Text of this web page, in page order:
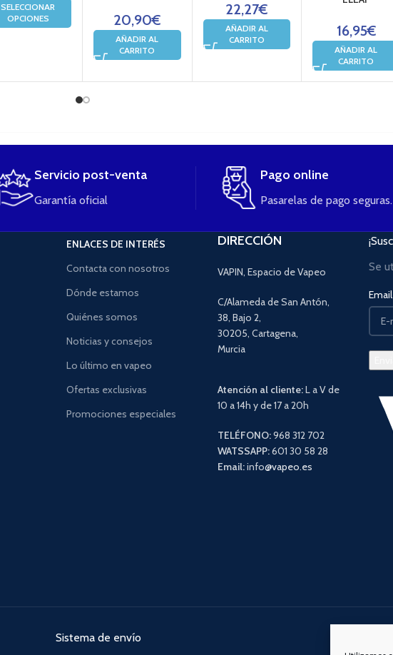
SELECCIONAR
OPCIONES
20,90€
AÑADIR AL
CARRITO
22,27€
AÑADIR AL
CARRITO
16,95€
AÑADIR AL
CARRITO
Servicio post-venta
Garantía oficial
Pago online
Pasarelas de pago seguras.
ENLACES DE INTERÉS
Contacta con nosotros
Dónde estamos
Quiénes somos
Noticias y consejos
Lo último en vapeo
Ofertas exclusivas
Promociones especiales
DIRECCIÓN
VAPIN, Espacio de Vapeo
C/Alameda de San Antón,
38, Bajo 2,
30205, Cartagena,
Murcia
Atención al cliente:L a V de
10 a 14h y de 17 a 20h
TELÉFONO:968 312 702
WATSSAPP:601 30 58 28
Email:info@vapeo.es
Se
Email
Sistema de envío